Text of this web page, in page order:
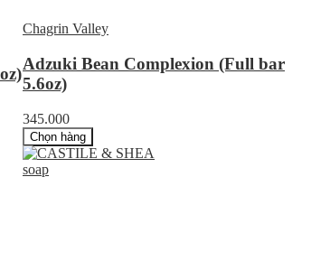
Chagrin Valley
Adzuki Bean Complexion (Full bar
5.6oz)
345.000
Chọn hàng